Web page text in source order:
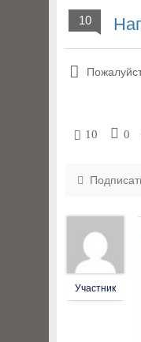
10
10 0
Участник